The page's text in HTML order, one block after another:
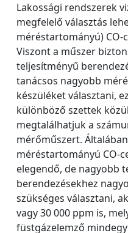
Lakossági rendszerek
megfelelő választás
méréstartományú) CO-
Viszont a műszer
teljesítményű
tanácsos nagyobb
készüléket választani,
különböző szettek
megtalálhatjuk a
mérőműszert.
méréstartományú CO-
elegendő, de nagyobb
berendezésekhez
szükséges választani,
vagy 30 000 ppm is,
füstgázelemző